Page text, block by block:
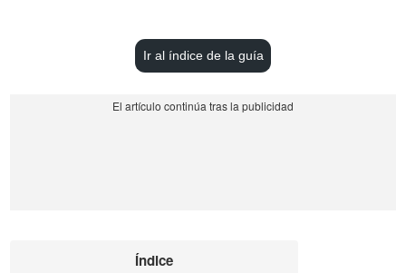
Ir al índice de la guía
Índice